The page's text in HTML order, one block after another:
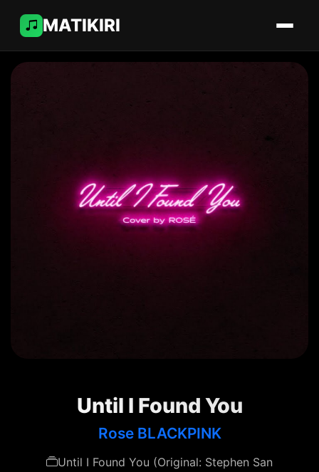
MATIKIRI
Until I Found You
Rose BLACKPINK
Until I Found You (Original: Stephen San